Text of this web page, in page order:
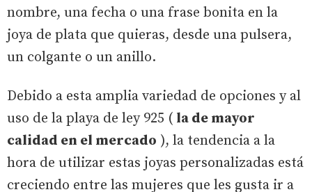
nombre, una fecha o una frase bonita en la
joya de plata que quieras, desde una pulsera,
un colgante o un anillo.
Debido a esta amplia variedad de opciones y al
uso de la playa de ley 925 ( la de mayor
calidad en el mercado ), la tendencia a la
hora de utilizar estas joyas personalizadas está
creciendo entre las mujeres que les gusta ir a